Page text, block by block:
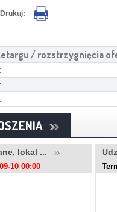
Drukuj:
/ rozstrzygnięcia
lokal ...
10 00:00